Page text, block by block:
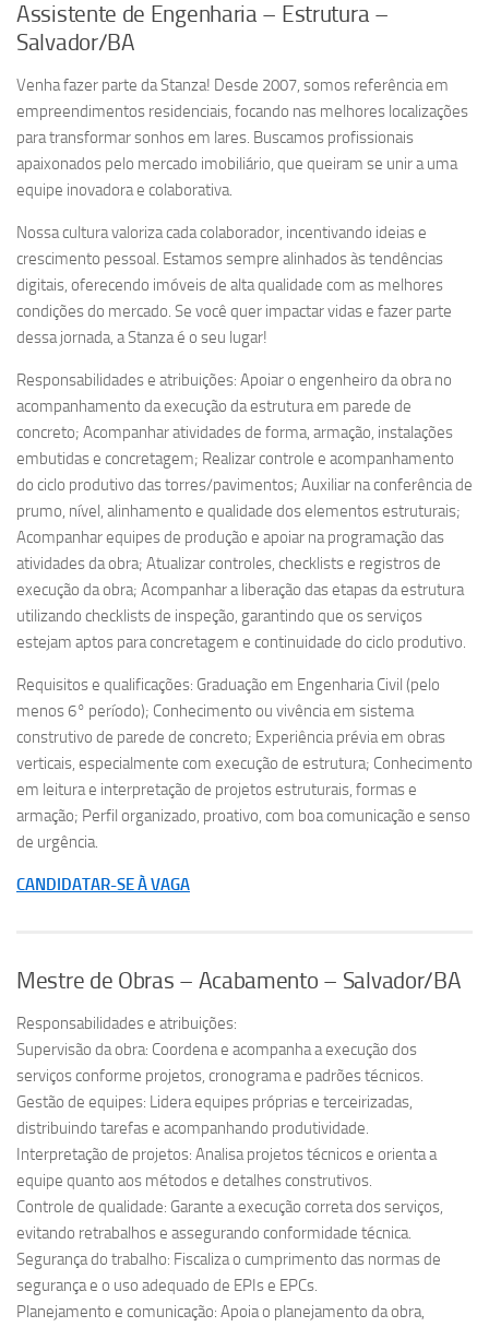
Assistente de Engenharia – Estrutura –
Salvador/BA
Venha fazer parte da Stanza! Desde 2007, somos referência em
empreendimentos residenciais, focando nas melhores localizações
para transformar sonhos em lares. Buscamos profissionais
apaixonados pelo mercado imobiliário, que queiram se unir a uma
equipe inovadora e colaborativa.
Nossa cultura valoriza cada colaborador, incentivando ideias e
crescimento pessoal. Estamos sempre alinhados às tendências
digitais, oferecendo imóveis de alta qualidade com as melhores
condições do mercado. Se você quer impactar vidas e fazer parte
dessa jornada, a Stanza é o seu lugar!
Responsabilidades e atribuições: Apoiar o engenheiro da obra no
acompanhamento da execução da estrutura em parede de
concreto; Acompanhar atividades de forma, armação, instalações
embutidas e concretagem; Realizar controle e acompanhamento
do ciclo produtivo das torres/pavimentos; Auxiliar na conferência de
prumo, nível, alinhamento e qualidade dos elementos estruturais;
Acompanhar equipes de produção e apoiar na programação das
atividades da obra; Atualizar controles, checklists e registros de
execução da obra; Acompanhar a liberação das etapas da estrutura
utilizando checklists de inspeção, garantindo que os serviços
estejam aptos para concretagem e continuidade do ciclo produtivo.
Requisitos e qualificações: Graduação em Engenharia Civil (pelo
menos 6° período); Conhecimento ou vivência em sistema
construtivo de parede de concreto; Experiência prévia em obras
verticais, especialmente com execução de estrutura; Conhecimento
em leitura e interpretação de projetos estruturais, formas e
armação; Perfil organizado, proativo, com boa comunicação e senso
de urgência.
CANDIDATAR-SE À VAGA
Mestre de Obras – Acabamento – Salvador/BA
Responsabilidades e atribuições:
Supervisão da obra: Coordena e acompanha a execução dos
serviços conforme projetos, cronograma e padrões técnicos.
Gestão de equipes: Lidera equipes próprias e terceirizadas,
distribuindo tarefas e acompanhando produtividade.
Interpretação de projetos: Analisa projetos técnicos e orienta a
equipe quanto aos métodos e detalhes construtivos.
Controle de qualidade: Garante a execução correta dos serviços,
evitando retrabalhos e assegurando conformidade técnica.
Segurança do trabalho: Fiscaliza o cumprimento das normas de
segurança e o uso adequado de EPIs e EPCs.
Planejamento e comunicação: Apoia o planejamento da obra,